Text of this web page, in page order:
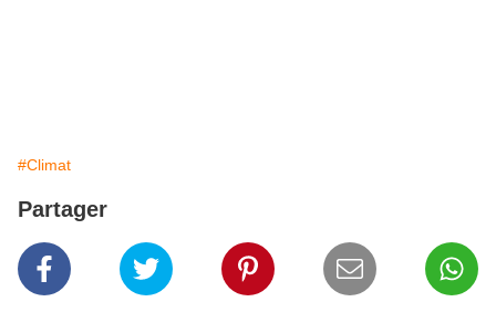
#Climat
Partager